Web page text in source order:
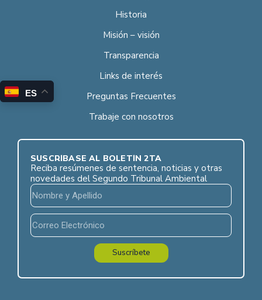
Historia
Misión – visión
Transparencia
Links de interés
Preguntas Frecuentes
Trabaje con nosotros
SUSCRÍBASE AL BOLETÍN 2TA
Reciba resúmenes de sentencia, noticias y otras
novedades del Segundo Tribunal Ambiental
Suscríbete
ES